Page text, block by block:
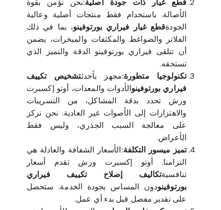
قطع غيار ذات جودة أصلية:نحن نؤمن بقوة
الأصالة. باستخدام فقط منتجات أصلية وعالية
الجودةقطع غيار فيراري بورتوفينو، بما في ذلك
الفلاتر والضواغط والمكثفات والمبخرات، يضمن
أن تتلقى فيراري بورتوفينو الدقة والتميز الذي
تستحقه.
تكنولوجيا متطورة:مجهز بأحدثتشخيص تكييف
فيراري بورتوفينوالأدوات والمعدات، أوتو إكسبرت
ورش تحدد بدقة المشاكل، من التسريبات
والاهتزازات إلى الأصوات غير العادية. نحن نركز
على معالجة السبب الجذري، وليس فقط
الأعراض.
تميز ميسور التكلفة:الأسعار الشفافة والعادلة هي
التزامنا. أوتو إكسبرت ورش تقدم أسعار
تنافسيةتكاليف إصلاح تكييف فيراري
بورتوفينودون المساس بجودة الخدمة. ستحصل
على تقدير مفصل قبل بدء أي عمل.